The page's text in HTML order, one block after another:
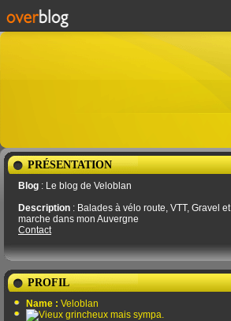
PRÉSENTATION
Blog : Le blog de Veloblan
Description : Balades à vélo route, VTT, Gravel et
marche dans mon Auvergne
Contact
PROFIL
Name : Veloblan